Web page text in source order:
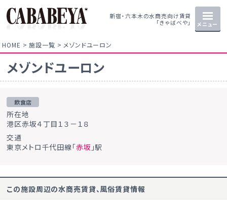
新宿・六本木の水商売向け賃貸
「きゃばべや」
メニュー
HOME 施設一覧 メゾンドユーロン
メゾンドユーロン
飲食店
所在地
港区赤坂４丁目１３－１８
交通
東京メトロ千代田線「赤坂 」駅
この施設周辺の水商売賃貸、風俗賃貸情報